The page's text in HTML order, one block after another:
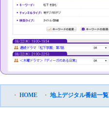
・ HOME ・ 地上デジタル番組一覧